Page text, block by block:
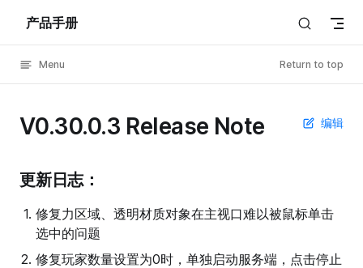
Skip to content
产品手册
Menu Return to top
编辑
V0.30.0.3 Release Note
更新日志：
修复力区域、透明材质对象在主视口难以被鼠标单击
选中的问题
修复玩家数量设置为0时，单独启动服务端，点击停止